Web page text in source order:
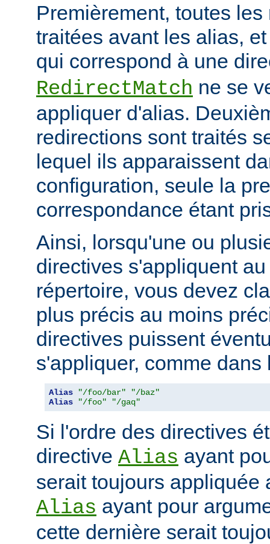
Premièrement, toutes
traitées avant les alias,
qui correspond à une
RedirectMatch ne se
appliquer d'alias.
redirections sont traités
lequel ils apparaissent
configuration, seule la
correspondance étant
Ainsi, lorsqu'une ou
directives s'appliquent
répertoire, vous devez
plus précis au moins
directives puissent
s'appliquer, comme
Alias "/foo/bar"
"/baz"
Alias
"/foo" "/gaq"
Si l'ordre des directives
directive Alias ayant
serait toujours appliquée
Alias ayant pour
cette dernière serait